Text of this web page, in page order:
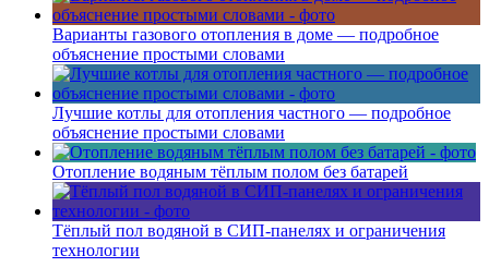
Варианты газового отопления в доме — подробное
объяснение простыми словами
Лучшие котлы для отопления частного — подробное
объяснение простыми словами
Отопление водяным тёплым полом без батарей
Тёплый пол водяной в СИП-панелях и ограничения
технологии